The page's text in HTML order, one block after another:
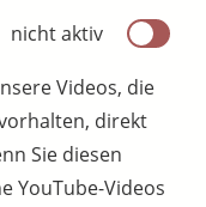
nicht aktiv
Videos, die
direkt
Sie diesen
YouTube-Videos